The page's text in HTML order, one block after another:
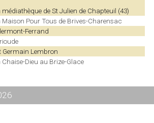
médiathèque de St Julien de Chapteuil (43)
Maison Pour Tous de Brives-Charensac
Ferrand
Germain Lembron
Chaise-Dieu au Brize-Glace